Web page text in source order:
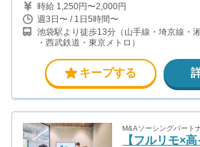
時給 1,250円〜2,000円
週3日〜 / 1日5時間〜
池袋駅より徒歩13分（山手線・埼京線・
・西武鉄道・東京メトロ）
キープする
M&Aソーシングパート
【フルリモ×